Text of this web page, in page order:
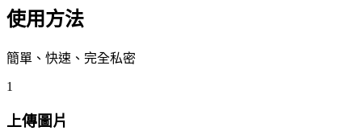
使用方法
簡單、快速、完全私密
1
上傳圖片